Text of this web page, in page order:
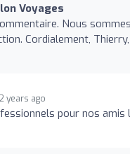
Voyages
Nous
Cordialement,
2 years ago
pour nos amis